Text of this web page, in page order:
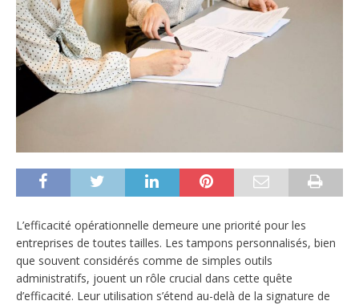
L’efficacité opérationnelle demeure une priorité pour les
entreprises de toutes tailles. Les tampons personnalisés, bien
que souvent considérés comme de simples outils
administratifs, jouent un rôle crucial dans cette quête
d’efficacité. Leur utilisation s’étend au-delà de la signature de